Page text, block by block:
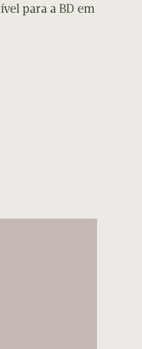
para a BD em